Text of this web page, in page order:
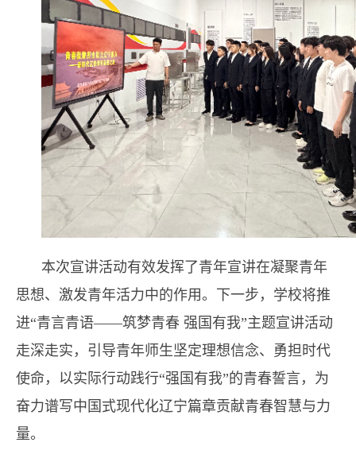
本次宣讲活动有效发挥了青年宣讲在凝聚青年
思想、激发青年活力中的作用。下一步，学校将推
进“青言青语——筑梦青春 强国有我”主题宣讲活动
走深走实，引导青年师生坚定理想信念、勇担时代
使命，以实际行动践行“强国有我”的青春誓言，为
奋力谱写中国式现代化辽宁篇章贡献青春智慧与力
量。